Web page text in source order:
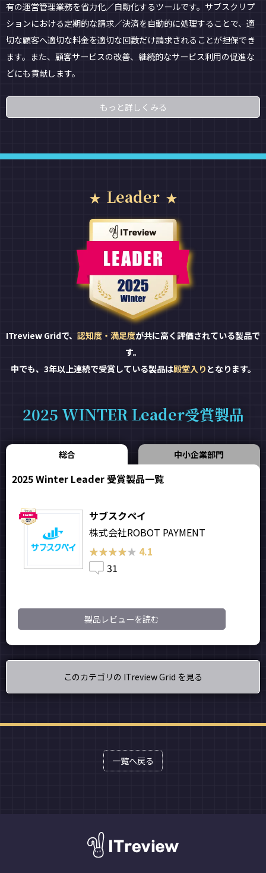
有の運営管理業務を省力化／自動化するツールです。サブスクリプ
ションにおける定期的な請求／決済を自動的に処理することで、適
切な顧客へ適切な料金を適切な回数だけ請求されることが担保でき
ます。また、顧客サービスの改善、継続的なサービス利用の促進な
どにも貢献します。
もっと詳しくみる
Leader
ITreview Gridで、 認知度・満足度が共に高く評価されている製品で
す。
中でも、3年以上連続で受賞している製品は殿堂入り となります。
2025 WINTER Leader受賞製品
総合 中小企業部門
2025 Winter Leader 受賞製品一覧
サブスクペイ
株式会社ROBOT PAYMENT
★★★★★
★★★★★ 4.1
31
製品レビューを読む
このカテゴリの ITreview Grid を見る
一覧へ戻る